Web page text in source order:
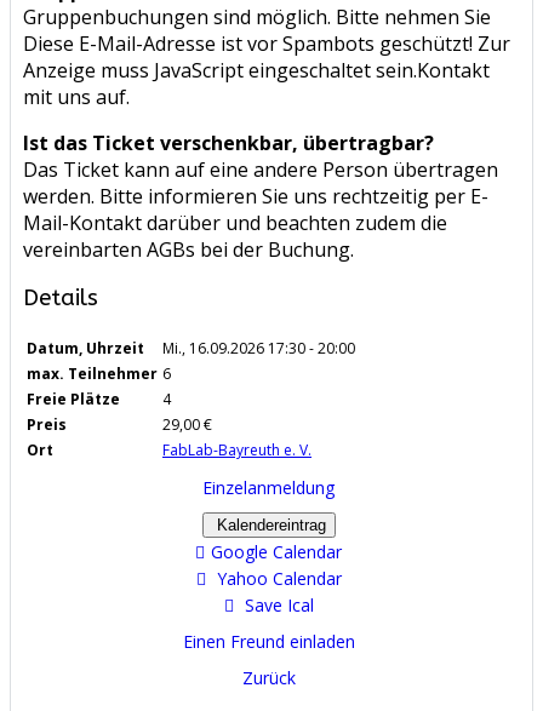
Gruppenbuchungen sind möglich. Bitte nehmen Sie
Diese E-Mail-Adresse ist vor Spambots geschützt! Zur
Anzeige muss JavaScript eingeschaltet sein.Kontakt
mit uns auf.
Ist das Ticket verschenkbar, übertragbar?
Das Ticket kann auf eine andere Person übertragen
werden. Bitte informieren Sie uns rechtzeitig per E-
Mail-Kontakt darüber und beachten zudem die
vereinbarten AGBs bei der Buchung.
Details
Datum, Uhrzeit Mi., 16.09.2026 17:30 - 20:00
max. Teilnehmer 6
Freie Plätze
4
Preis
29,00 €
Ort
FabLab-Bayreuth e. V.
Einzelanmeldung
Kalendereintrag
Google Calendar
Yahoo Calendar
Save Ical
Einen Freund einladen
Zurück